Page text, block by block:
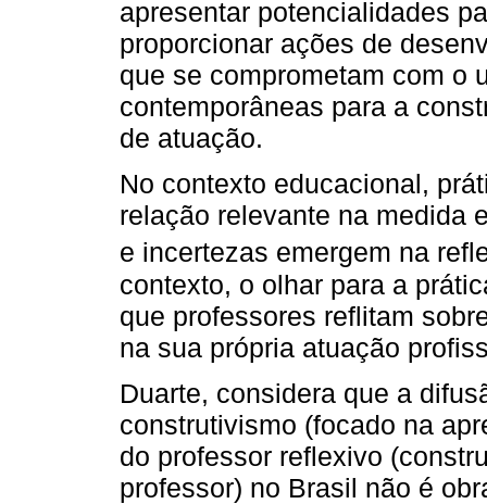
apresentar potencialidades
proporcionar ações de
que se comprometam com o
contemporâneas para a
de atuação.
No contexto educacional,
relação relevante na medida
e incertezas emergem na
contexto, o olhar para a
que professores reflitam
na sua própria atuação
Duarte, considera que a
construtivismo (focado na
do professor reflexivo
professor) no Brasil não é